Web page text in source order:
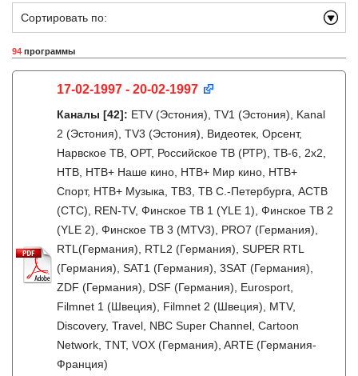
Сортировать по:
94 программы
17-02-1997 - 20-02-1997
Каналы [42]: ETV (Эстония), TV1 (Эстония), Kanal
2 (Эстония), TV3 (Эстония), Видеотек, Орсент,
Нарвское ТВ, ОРТ, Российское ТВ (РТР), ТВ-6, 2x2,
НТВ, НТВ+ Наше кино, НТВ+ Мир кино, НТВ+
Спорт, НТВ+ Музыка, ТВ3, ТВ С.-Петербурга, АСТВ
(СТС), REN-TV, Финское ТВ 1 (YLE 1), Финское ТВ 2
(YLE 2), Финское ТВ 3 (MTV3), PRO7 (Германия),
RTL(Германия), RTL2 (Германия), SUPER RTL
(Германия), SAT1 (Германия), 3SAT (Германия),
ZDF (Германия), DSF (Германия), Eurosport,
Filmnet 1 (Швеция), Filmnet 2 (Швеция), MTV,
Discovery, Travel, NBC Super Channel, Cartoon
Network, TNT, VOX (Германия), ARTE (Германия-
Франция)